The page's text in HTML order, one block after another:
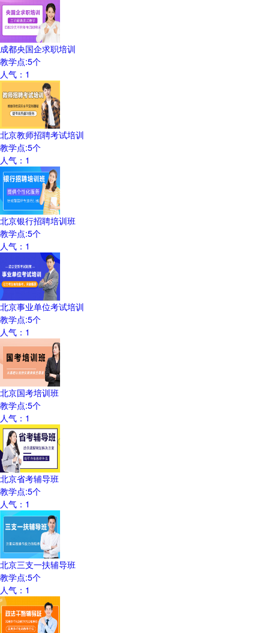
成都央国企求职培训
教学点:5个
人气： 1
北京教师招聘考试培训
教学点:5个
人气： 1
北京银行招聘培训班
教学点:5个
人气： 1
北京事业单位考试培训
教学点:5个
人气： 1
北京国考培训班
教学点:5个
人气： 1
北京省考辅导班
教学点:5个
人气： 1
北京三支一扶辅导班
教学点:5个
人气： 1